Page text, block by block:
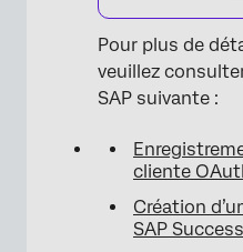
Pour plus de
veuillez
SAP suivante :
cliente
Création
SAP